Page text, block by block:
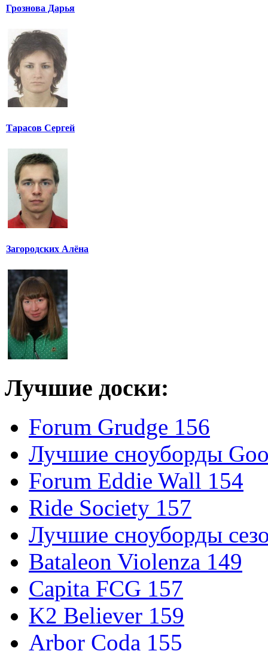
Грознова Дарья
Тарасов Сергей
Загородских Алёна
Лучшие доски:
Forum Grudge 156
Лучшие сноуборды
Forum Eddie Wall 154
Ride Society 157
Лучшие сноуборды
Bataleon Violenza 149
Capita FCG 157
K2 Believer 159
Arbor Coda 155